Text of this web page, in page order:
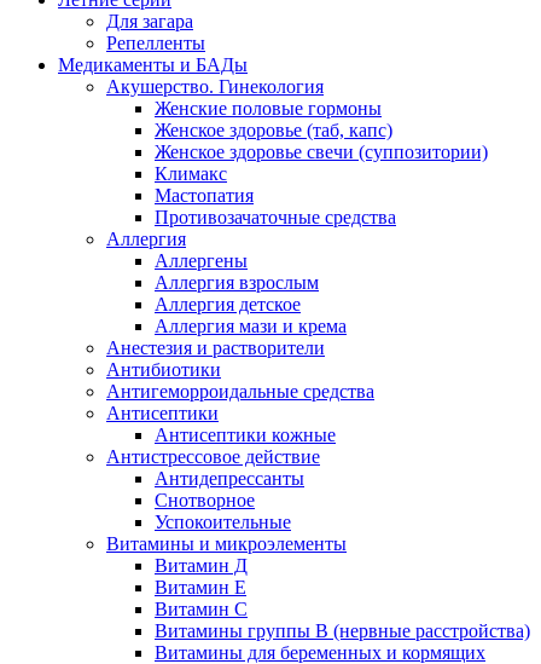
Для загара
Репелленты
Медикаменты и БАДы
Акушерство. Гинекология
Женские половые гормоны
Женское здоровье (таб, капс)
Женское здоровье свечи (суппозитории)
Климакс
Мастопатия
Противозачаточные средства
Аллергия
Аллергены
Аллергия взрослым
Аллергия детское
Аллергия мази и крема
Анестезия и растворители
Антибиотики
Антигеморроидальные средства
Антисептики
Антисептики кожные
Антистрессовое действие
Антидепрессанты
Снотворное
Успокоительные
Витамины и микроэлементы
Витамин Д
Витамин Е
Витамин С
Витамины группы В (нервные расстройства)
Витамины для беременных и кормящих